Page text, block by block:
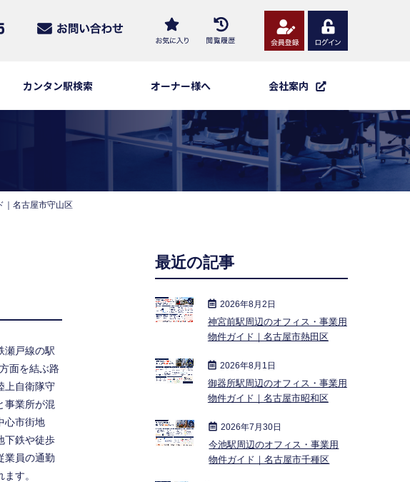
カンタン駅検索 オーナー様へ 会社案内
｜名古屋市守山区
瀬戸線の駅
面を結ぶ路
上自衛隊守
事業所が混
心市街地
下鉄や徒歩
業員の通勤
す。
最近の記事
2026年8月2日
神宮前駅周辺のオフィス・事業用
物件ガイド｜名古屋市熱田区
2026年8月1日
御器所駅周辺のオフィス・事業用
物件ガイド｜名古屋市昭和区
2026年7月30日
今池駅周辺のオフィス・事業用
物件ガイド｜名古屋市千種区